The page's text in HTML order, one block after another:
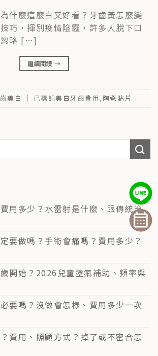
什麼這麼白又好看？牙齒黃怎麼變
巧，揮別疫情陰霾，許多人脫下口
忽略 […]
繼續閱讀→
美白 | 已標記美白牙齒費用 , 陶瓷貼片
用多少？水雷射是什麼、跟傳統治
要做嗎？手術會痛嗎？費用多少？
開始？2026兒童塗氟補助、頻率與
要嗎？沒做會怎樣、費用多少一次
費用、照顧方式？掉了或不密合怎